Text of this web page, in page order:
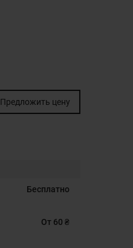
Предложить цену
Бесплатно
От 60 ₴